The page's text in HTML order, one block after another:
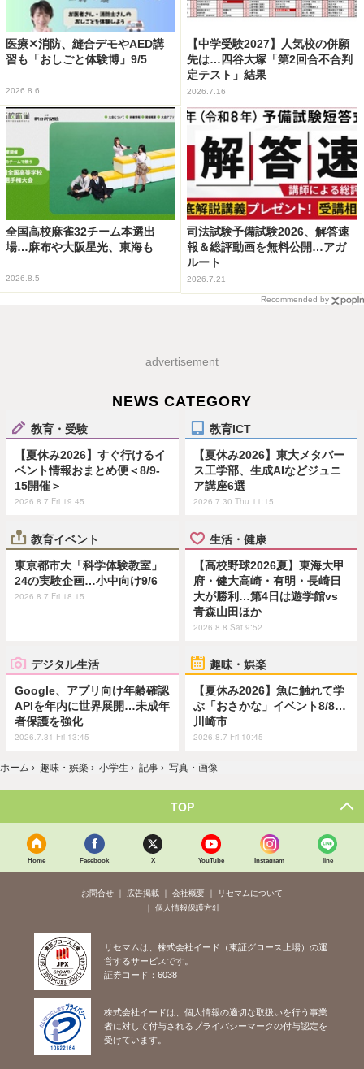
医療✕消防、縫合デモやAED講
習も「おしごと体験博」9/5
2026.8.6
【中学受験2027】人気校の併願
先は…四谷大塚「第2回合不合判
定テスト」結果
2026.7.16
全国高校麻雀32チーム本選出
場…麻布や大阪星光、東海も
2026.8.5
司法試験予備試験2026、解答速
報＆総評動画を無料公開…アガ
ルート
2026.7.21
Recommended by
advertisement
NEWS CATEGORY
教育・受験
【夏休み2026】すぐ行けるイ
ベント情報おまとめ便＜8/9-
15開催＞
2026.8.7 Fri 19:45
教育ICT
【夏休み2026】東大メタバー
ス工学部、生成AIなどジュニ
ア講座6選
2026.7.30 Thu 11:15
教育イベント
東京都市大「科学体験教室」
24の実験企画…小中向け9/6
2026.8.7 Fri 18:15
生活・健康
【高校野球2026夏】東海大甲
府・健大高崎・有明・長崎日
大が勝利…第4日は遊学館vs
青森山田ほか
2026.8.8 Sat 9:52
デジタル生活
Google、アプリ向け年齢確認
APIを年内に世界展開…未成年
者保護を強化
2026.7.31 Fri 13:45
趣味・娯楽
【夏休み2026】魚に触れて学
ぶ「おさかな」イベント8/8…
川崎市
2026.8.7 Fri 10:45
ホーム › 趣味・娯楽 › 小学生 › 記事 › 写真・画像
TOP
Home Facebook X YouTube Instagram line
お問合せ 広告掲載 会社概要
リセマムについて
個人情報保護方針
リセマムは、株式会社イード（東証グロース上場）の運
営するサービスです。
証券コード：6038
株式会社イードは、個人情報の適切な取扱いを行う事業
者に対して付与されるプライバシーマークの付与認定を
受けています。